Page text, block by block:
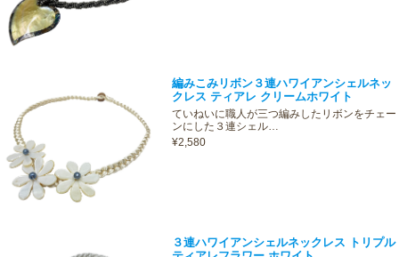
編みこみリボン３連ハワイアンシェルネッ
クレス ティアレ クリームホワイト
ていねいに職人が三つ編みしたリボンをチェー
ンにした３連シェル…
¥2,580
３連ハワイアンシェルネックレス トリプル